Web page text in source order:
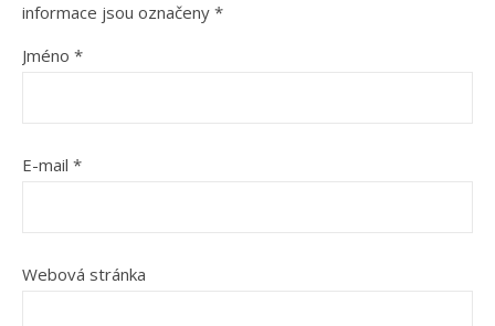
informace jsou označeny *
Jméno *
E-mail *
Webová stránka